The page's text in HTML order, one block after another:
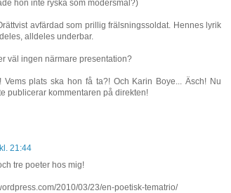
hon inte ryska som modersmål?)
avfärdad som prillig frälsningssoldat. Hennes lyrik
alldeles underbar.
väl ingen närmare presentation?
Vems plats ska hon få ta?! Och Karin Boye... Äsch! Nu
publicerar kommentaren på direkten!
21:44
tre poeter hos mig!
2010/03/23/en-poetisk-tematrio/